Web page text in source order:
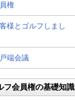
権
様とゴルフしまし
端会議
フ会員権の基礎知識